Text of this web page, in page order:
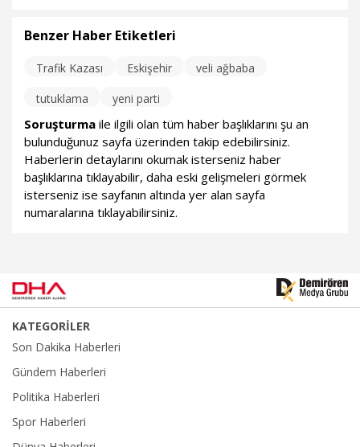
Benzer Haber Etiketleri
Trafik Kazası Eskişehir
veli ağbaba
tutuklama
yeni parti
Soruşturma ile ilgili olan tüm haber başlıklarını şu an
bulunduğunuz sayfa üzerinden takip edebilirsiniz.
Haberlerin detaylarını okumak isterseniz haber
başlıklarına tıklayabilir, daha eski gelişmeleri görmek
isterseniz ise sayfanın altında yer alan sayfa
numaralarına tıklayabilirsiniz.
KATEGORİLER
Son Dakika Haberleri
Gündem Haberleri
Politika Haberleri
Spor Haberleri